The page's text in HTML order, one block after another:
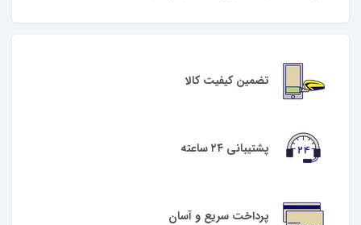
تضمین کیفیت کالا
پشتیبانی ۲۴ ساعته
پرداخت سریع و آسان